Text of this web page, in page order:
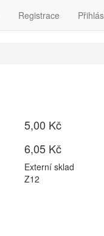
Registrace
5,00 Kč
6,05 Kč
Externí sklad
Z12